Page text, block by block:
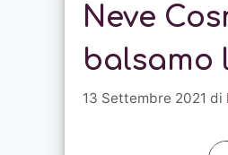
Neve
balsamo
13 Settembre 2021 di